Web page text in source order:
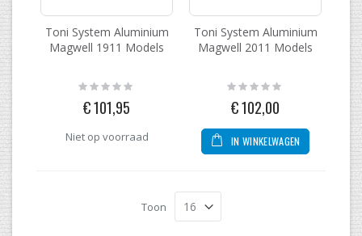
Toni System Aluminium
Magwell 1911 Models
Rating:
0%
€ 101,95
Niet op voorraad
Toni System Aluminium
Magwell 2011 Models
Rating:
0%
€ 102,00
IN WINKELWAGEN
Toon